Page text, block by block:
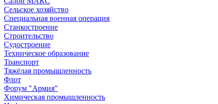
Сельское хозяйство
Специальная военная операция
Станкостроение
Строительство
Судостроение
Техническое образование
Транспорт
Тяжёлая промышленность
Флот
Форум "Армия"
Химическая промышленность